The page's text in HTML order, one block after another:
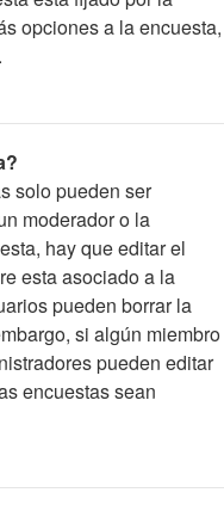
opciones a la encuesta,
solo pueden ser
moderador o la
hay que editar el
esta asociado a la
pueden borrar la
si algún miembro
pueden editar
encuestas sean